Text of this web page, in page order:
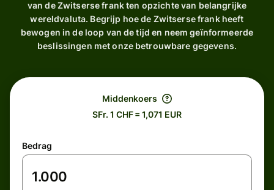
van de Zwitserse frank ten opzichte van belangrijke
wereldvaluta. Begrijp hoe de Zwitserse frank heeft
bewogen in de loop van de tijd en neem geïnformeerde
beslissingen met onze betrouwbare gegevens.
Middenkoers
SFr. 1 CHF = 1,071 EUR
Bedrag